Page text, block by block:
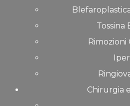
Tossina
Chirurgia